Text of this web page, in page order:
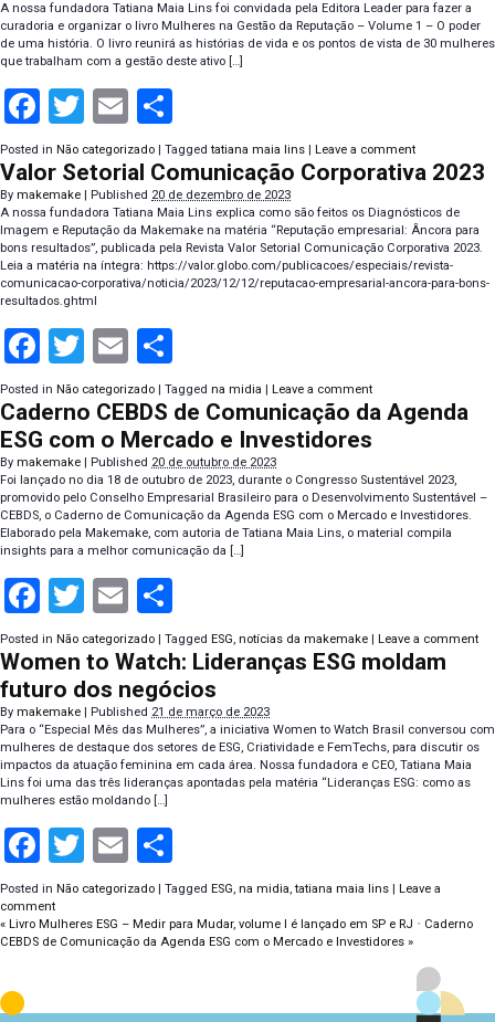
A nossa fundadora Tatiana Maia Lins foi convidada pela Editora Leader para fazer a
curadoria e organizar o livro Mulheres na Gestão da Reputação – Volume 1 – O poder
de uma história. O livro reunirá as histórias de vida e os pontos de vista de 30 mulheres
que trabalham com a gestão deste ativo […]
Facebook
Twitter
Email
Posted in Não categorizado | Taggedtatiana maia lins | Leave a comment
Valor Setorial Comunicação Corporativa 2023
By makemake | Published 20 de dezembro de 2023
A nossa fundadora Tatiana Maia Lins explica como são feitos os Diagnósticos de
Imagem e Reputação da Makemake na matéria “Reputação empresarial: Âncora para
bons resultados”, publicada pela Revista Valor Setorial Comunicação Corporativa 2023.
Leia a matéria na íntegra: https://valor.globo.com/publicacoes/especiais/revista-
comunicacao-corporativa/noticia/2023/12/12/reputacao-empresarial-ancora-para-bons-
resultados.ghtml
Facebook
Twitter
Email
Posted in Não categorizado | Tagged na midia | Leave a comment
Caderno CEBDS de Comunicação da Agenda
ESG com o Mercado e Investidores
By makemake | Published 20 de outubro de 2023
Foi lançado no dia 18 de outubro de 2023, durante o Congresso Sustentável 2023,
promovido pelo Conselho Empresarial Brasileiro para o Desenvolvimento Sustentável –
CEBDS, o Caderno de Comunicação da Agenda ESG com o Mercado e Investidores.
Elaborado pela Makemake, com autoria de Tatiana Maia Lins, o material compila
insights para a melhor comunicação da […]
Facebook
Twitter
Email
Posted in Não categorizado | Tagged ESG, notícias da makemake | Leave a comment
Women to Watch: Lideranças ESG moldam
futuro dos negócios
By makemake | Published 21 de março de 2023
Para o “Especial Mês das Mulheres”, a iniciativa Women to Watch Brasil conversou com
mulheres de destaque dos setores de ESG, Criatividade e FemTechs, para discutir os
impactos da atuação feminina em cada área. Nossa fundadora e CEO, Tatiana Maia
Lins foi uma das três lideranças apontadas pela matéria “Lideranças ESG: como as
mulheres estão moldando […]
Facebook
Twitter
Email
Posted in Não categorizado | Tagged ESG, na midia,tatiana maia lins | Leave a
comment
« Livro Mulheres ESG – Medir para Mudar, volume I é lançado em SP e RJ • Caderno
CEBDS de Comunicação da Agenda ESG com o Mercado e Investidores »